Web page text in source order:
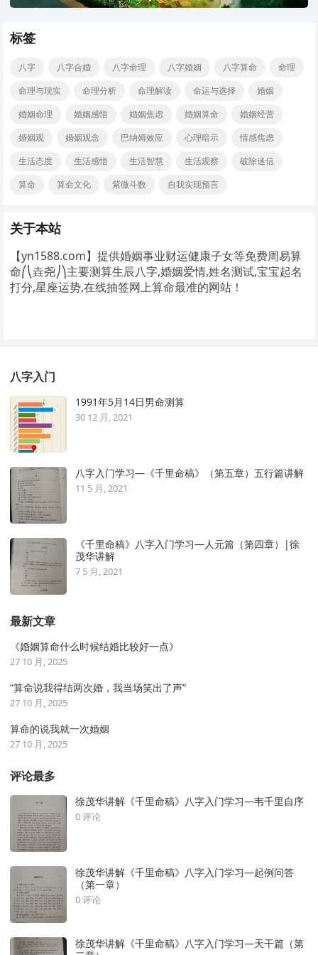
标签
八字 八字合婚 八字命理 八字婚姻 八字算命
命理
命理与现实
命理分析 命理解读 命运与选择
婚姻
婚姻命理
婚姻感悟 婚姻焦虑 婚姻算命
婚姻经营
婚姻观
婚姻观念 巴纳姆效应 心理暗示
情感焦虑
生活态度
生活感悟 生活智慧 生活观察
破除迷信
算命
算命文化 紫微斗数 自我实现预言
关于本站
【yn1588.com】提供婚姻事业财运健康子女等免费周易算
命⎛⎝垚尧⎠⎞主要测算生辰八字,婚姻爱情,姓名测试,宝宝起名
打分,星座运势,在线抽签网上算命最准的网站！
八字入门
1991年5月14日男命测算
30 12 月, 2021
八字入门学习—《千里命稿》（第五章）五行篇讲解
11 5 月, 2021
《千里命稿》八字入门学习—人元篇（第四章）|徐
茂华讲解
7 5 月, 2021
最新文章
《婚姻算命什么时候结婚比较好一点》
27 10 月, 2025
“算命说我得结两次婚，我当场笑出了声”
27 10 月, 2025
算命的说我就一次婚姻
27 10 月, 2025
评论最多
徐茂华讲解《千里命稿》八字入门学习—韦千里自序
0 评论
徐茂华讲解《千里命稿》八字入门学习—起例问答
（第一章）
0 评论
徐茂华讲解《千里命稿》八字入门学习—天干篇（第